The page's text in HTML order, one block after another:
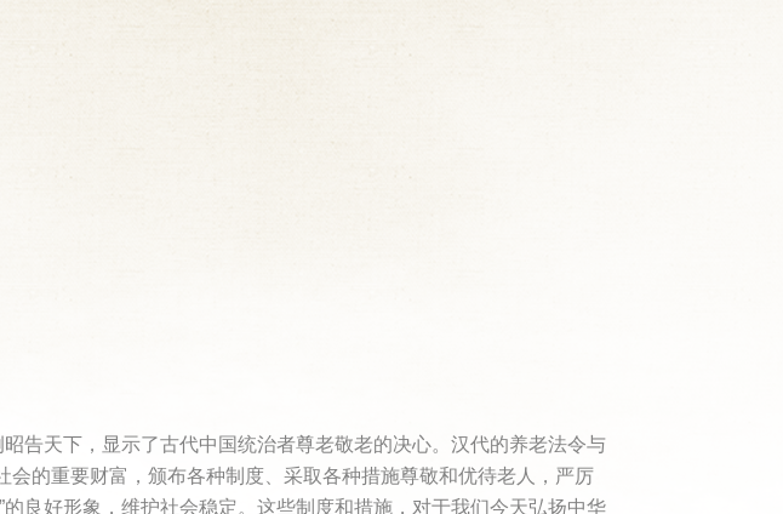
告天下，显示了古代中国统治者尊老敬老的决心。汉代的养老法令与
的重要财富，颁布各种制度、采取各种措施尊敬和优待老人，严厉
良好形象，维护社会稳定。这些制度和措施，对于我们今天弘扬中华